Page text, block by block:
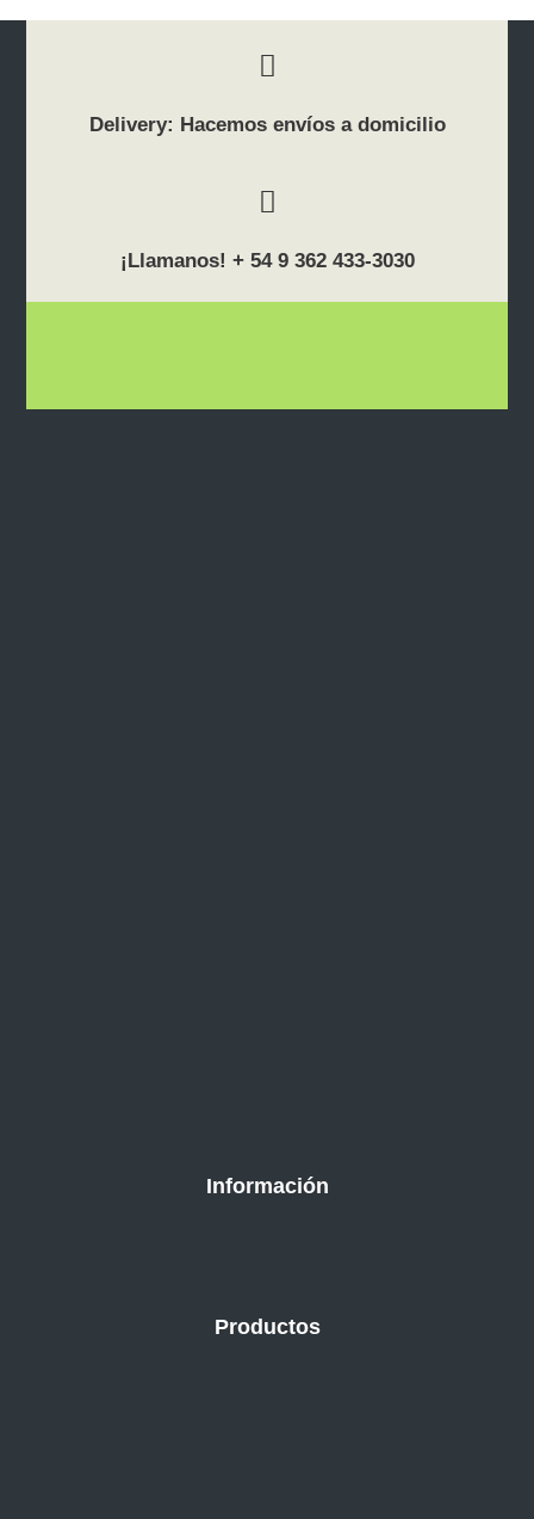
Delivery: Hacemos envíos a domicilio
¡Llamanos! + 54 9 362 433-3030
Información
Productos